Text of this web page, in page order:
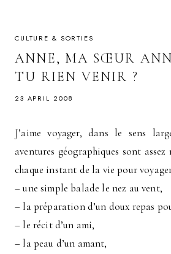
CULTURE & SORTIES
ANNE, MA SŒUR
TU RIEN VENIR ?
23 APRIL 2008
J’aime voyager, dans le sens
aventures géographiques sont assez
chaque instant de la vie pour
– une simple balade le nez au vent,
– la préparation d’un doux repas
– le récit d’un ami,
– la peau d’un amant,